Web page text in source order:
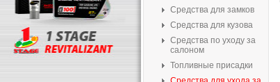
Средства для замков
Средства для кузова
Средства по уходу за
салоном
Топливные присадки